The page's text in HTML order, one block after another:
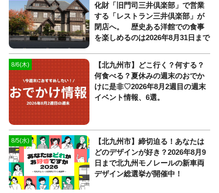
化財「旧門司三井倶楽部」で営業
する「レストラン三井倶楽部」が
閉店へ。 歴史ある洋館での食事
を楽しめるのは2026年8月31日まで
8/6(木)
【北九州市】どこ行く？何する？
何食べる？夏休みの週末のおでか
けに是非♡2026年8月2週目の週末
イベント情報、6選。
8/5(水)
【北九州市】締切迫る！あなたは
どのデザインが好き？2026年8月9
日まで北九州モノレールの新車両
デザイン総選挙が開催中！